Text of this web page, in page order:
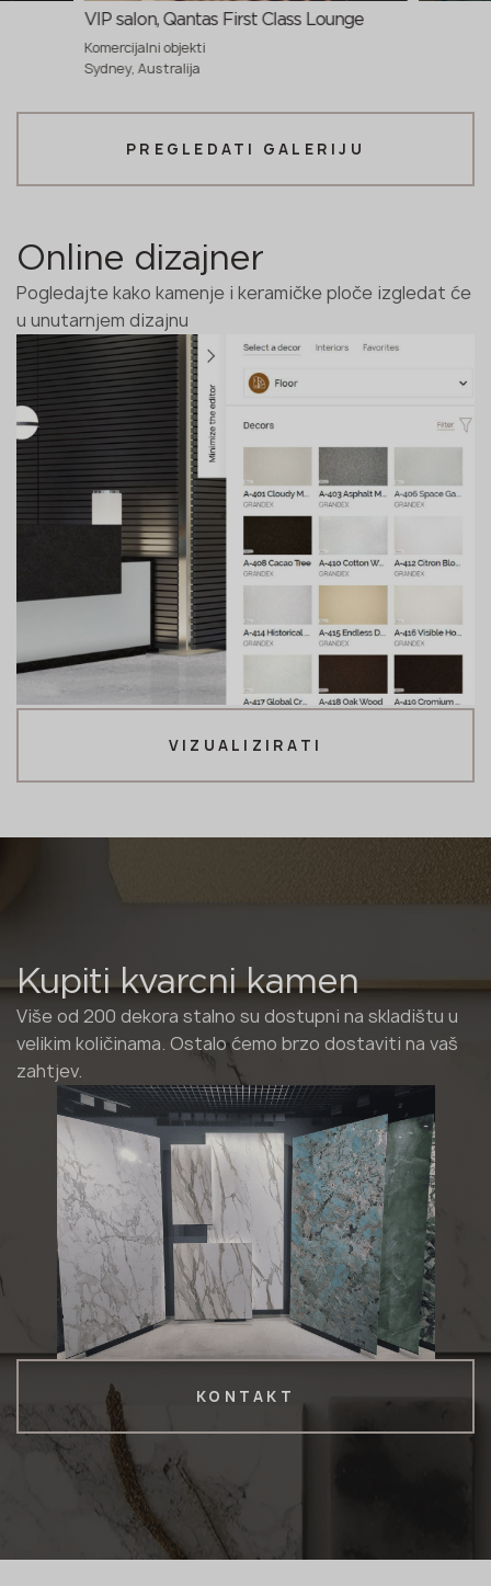
VIP salon, Qantas First Class Lounge
Komercijalni objekti
Sydney, Australija
PREGLEDATI GALERIJU
Online dizajner
Pogledajte kako kamenje i keramičke ploče izgledat će
u unutarnjem dizajnu
VIZUALIZIRATI
Kupiti kvarcni kamen
Više od 200 dekora stalno su dostupni na skladištu u
velikim količinama. Ostalo ćemo brzo dostaviti na vaš
zahtjev.
KONTAKT